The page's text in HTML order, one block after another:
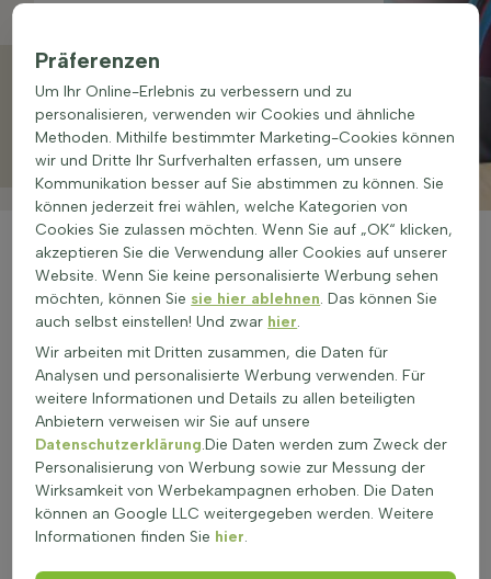
TRUSTED
SHOPS
4.4/5
Familien­unternehmen
Qualität
Lieferung
Präferenzen
Um Ihr Online-Erlebnis zu verbessern und zu
personalisieren, verwenden wir Cookies und ähnliche
Methoden. Mithilfe bestimmter Marketing-Cookies können
wir und Dritte Ihr Surfverhalten erfassen, um unsere
Kommunikation besser auf Sie abstimmen zu können. Sie
können jederzeit frei wählen, welche Kategorien von
Cookies Sie zulassen möchten. Wenn Sie auf „OK“ klicken,
akzeptieren Sie die Verwendung aller Cookies auf unserer
Website. Wenn Sie keine personalisierte Werbung sehen
möchten, können Sie sie hier ablehnen. Das können Sie
auch selbst einstellen! Und zwar hier.
Wir arbeiten mit Dritten zusammen, die Daten für
Analysen und personalisierte Werbung verwenden. Für
weitere Informationen und Details zu allen beteiligten
Anbietern verweisen wir Sie auf unsere
Datenschutzerklärung.Die Daten werden zum Zweck der
Personalisierung von Werbung sowie zur Messung der
Wirksamkeit von Werbekampagnen erhoben. Die Daten
können an Google LLC weitergegeben werden. Weitere
Informationen finden Sie hier.